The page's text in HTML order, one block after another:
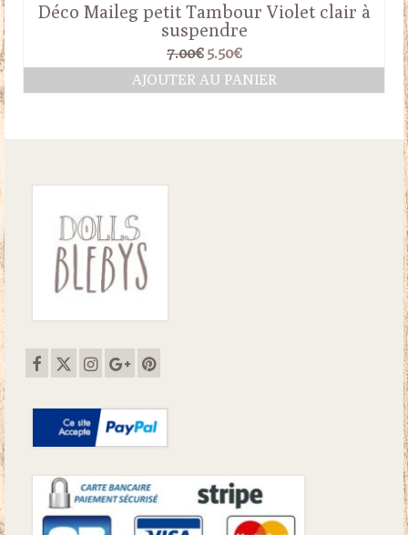
Déco Maileg petit Tambour Violet clair à
suspendre
7.00€ Le
prix
initial
5.50€Le
prix
actuel
AJOUTER AU PANIER